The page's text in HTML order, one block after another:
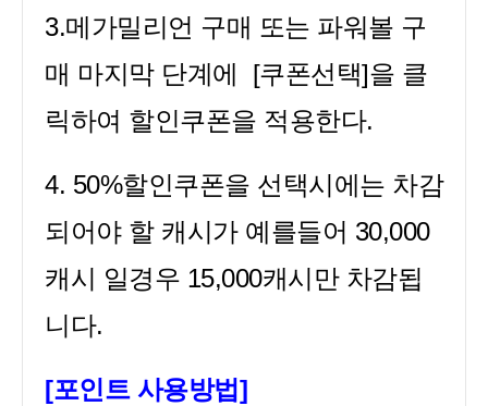
3.메가밀리언 구매 또는 파워볼 구
매 마지막 단계에 [쿠폰선택]을 클
릭하여 할인쿠폰을 적용한다.
4. 50%할인쿠폰을 선택시에는 차감
되어야 할 캐시가 예를들어 30,000
캐시 일경우 15,000캐시만 차감됩
니다.
[포인트 사용방법]